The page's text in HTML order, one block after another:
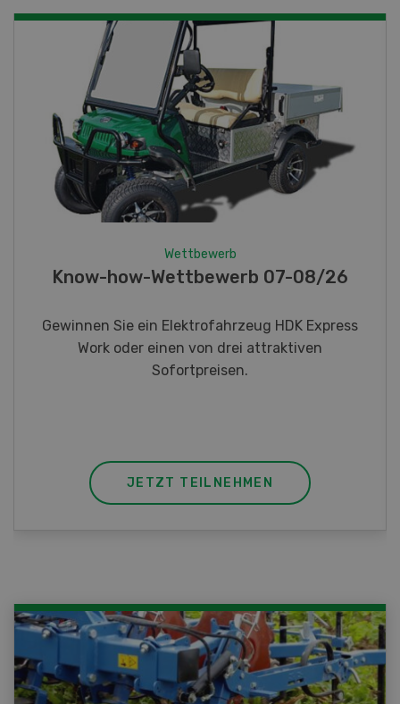
Fotorätsel 07-08/26
Gewinnen Sie eines von fünf LANDI
Taschenmessern
JETZT TEILNEHMEN